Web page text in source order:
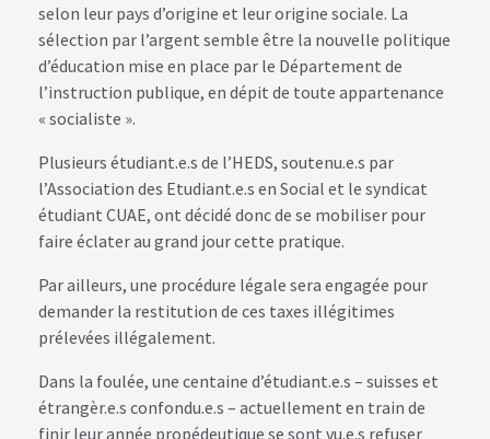
selon leur pays d’origine et leur origine sociale. La
sélection par l’argent semble être la nouvelle politique
d’éducation mise en place par le Département de
l’instruction publique, en dépit de toute appartenance
« socialiste ».
Plusieurs étudiant.e.s de l’HEDS, soutenu.e.s par
l’Association des Etudiant.e.s en Social et le syndicat
étudiant CUAE, ont décidé donc de se mobiliser pour
faire éclater au grand jour cette pratique.
Par ailleurs, une procédure légale sera engagée pour
demander la restitution de ces taxes illégitimes
prélevées illégalement.
Dans la foulée, une centaine d’étudiant.e.s – suisses et
étrangèr.e.s confondu.e.s – actuellement en train de
finir leur année propédeutique se sont vu.e.s refuser